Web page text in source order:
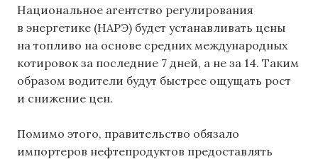
Национальное агентство регулирования
в энергетике (НАРЭ) будет устанавливать цены
на топливо на основе средних международных
котировок за последние 7 дней, а не за 14. Таким
образом водители будут быстрее ощущать рост
и снижение цен.
Помимо этого, правительство обязало
импортеров нефтепродуктов предоставлять